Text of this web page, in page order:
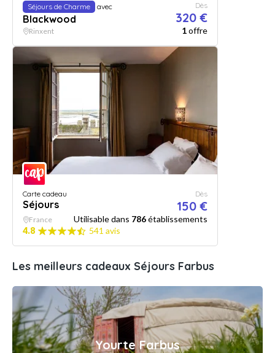
Séjours de Charme avec
Blackwood
Dès
320 €
Rinxent 1offre
Carte cadeau
Séjours
Dès
150 €
France Utilisable dans 786établissements
4.8
541 avis
Les meilleurs cadeaux Séjours Farbus
Yourte Farbus